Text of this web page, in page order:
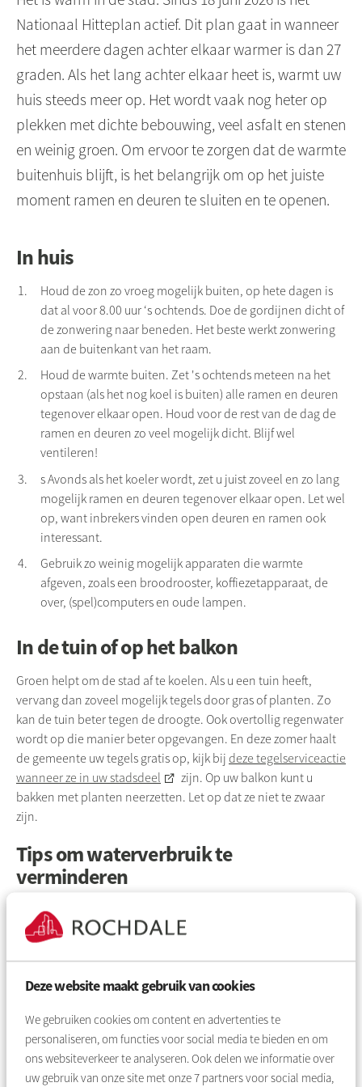
Deze website maakt gebruik van cookies
We gebruiken cookies om content en advertenties te
personaliseren, om functies voor social media te bieden en om
ons websiteverkeer te analyseren. Ook delen we informatie over
uw gebruik van onze site met onze7 partners voor social media,
Nationaal Hitteplan actief. Dit plan gaat in wanneer
het meerdere dagen achter elkaar warmer is dan 27
graden. Als het lang achter elkaar heet is, warmt uw
huis steeds meer op. Het wordt vaak nog heter op
plekken met dichte bebouwing, veel asfalt en stenen
en weinig groen. Om ervoor te zorgen dat de warmte
buitenhuis blijft, is het belangrijk om op het juiste
moment ramen en deuren te sluiten en te openen.
In huis
Houd de zon zo vroeg mogelijk buiten, op hete dagen is
dat al voor 8.00 uur ‘s ochtends. Doe de gordijnen dicht of
de zonwering naar beneden. Het beste werkt zonwering
aan de buitenkant van het raam.
Houd de warmte buiten. Zet 's ochtends meteen na het
opstaan (als het nog koel is buiten) alle ramen en deuren
tegenover elkaar open. Houd voor de rest van de dag de
ramen en deuren zo veel mogelijk dicht. Blijf wel
ventileren!
s Avonds als het koeler wordt, zet u juist zoveel en zo lang
mogelijk ramen en deuren tegenover elkaar open. Let wel
op, want inbrekers vinden open deuren en ramen ook
interessant.
Gebruik zo weinig mogelijk apparaten die warmte
afgeven, zoals een broodrooster, koffiezetapparaat, de
over, (spel)computers en oude lampen.
In de tuin of op het balkon
Groen helpt om de stad af te koelen. Als u een tuin heeft,
vervang dan zoveel mogelijk tegels door gras of planten. Zo
kan de tuin beter tegen de droogte. Ook overtollig regenwater
wordt op die manier beter opgevangen. En deze zomer haalt
de gemeente uw tegels gratis op, kijk bij deze tegelserviceactie
wanneer ze in uw stadsdeel
zijn. Op uw balkon kunt u
bakken met planten neerzetten. Let op dat ze niet te zwaar
zijn.
Tips om waterverbruik te
verminderen
Door de warmte verbruikt u in de zomer vaak meer water dan
gemiddeld. Nog een aantal laatste tips op waterverbruik te
Sproei de tuin liever eens per week wat langer, dan elke
Geef de planten het liefst in de ochtend water. Dan schijnt
de zon nog niet zo fel en verdampt het water niet.
Wees alert op lekkende kranen.